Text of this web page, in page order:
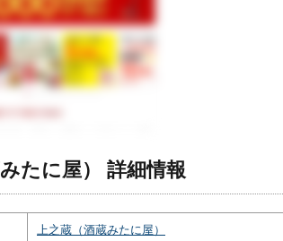
たに屋） 詳細情報
上之蔵（酒蔵みたに屋）